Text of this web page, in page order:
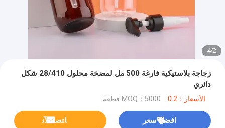
2
/
4
زجاجة بلاستيكية فارغة 500 مل لمضخة محلول 28/410 شكل
دائري
الأسعار：0.2 MOQ：5000 قطعة
افضل سعر ﺎﺘﺼﻟ ﺍﻶﻧ